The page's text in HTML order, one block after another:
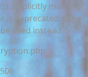
Implicitly marking
is deprecated, the
used instead